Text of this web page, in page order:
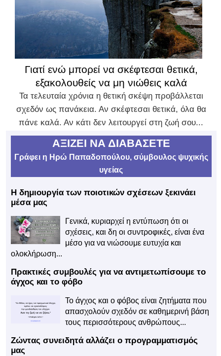
Γιατί ενώ μπορεί να σκέφτεσαι θετικά,
εξακολουθείς να μη νιώθεις καλά
Τα τελευταία χρόνια η θετική σκέψη προβάλλεται
σχεδόν ως πανάκεια. Αν σκέφτεσαι θετικά, όλα θα
πάνε καλά. Αν κάτι δεν λειτουργεί στη ζωή σου...
ΑΞΙΖΕΙ ΝΑ ΔΙΑΒΑΣΕΤΕ
Γράφει η Ηρώ Παπαδοπούλου, σύμβουλος ψυχικής
υγείας
Η δημιουργία των ποιοτικών σχέσεων ξεκινάει
μέσα μας
Γενικά, κυριαρχεί η εντύπωση ότι οι
σχέσεις, και δη οι συντροφικές, είναι ένα
μέσο για να νιώσουμε ευτυχία και
ολοκλήρωση...
Πρακτικές συμβουλές για να αντιμετωπίσουμε το
άγχος και το φόβο
Το άγχος και ο φόβος είναι ζητήματα που
απασχολούν σχεδόν σε καθημερινή βάση
τους περισσότερους ανθρώπους...
Ζώντας συνειδητά αλλάζει ο προγραμματισμός
μας